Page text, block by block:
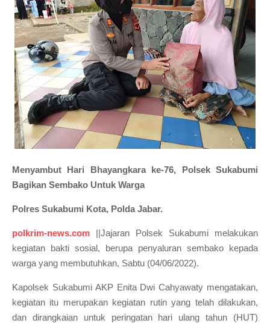
Menyambut Hari Bhayangkara ke-76, Polsek Sukabumi
Bagikan Sembako Untuk Warga
Polres Sukabumi Kota, Polda Jabar.
polkrim-news.com ||Jajaran Polsek Sukabumi melakukan
kegiatan bakti sosial, berupa penyaluran sembako kepada
warga yang membutuhkan, Sabtu (04/06/2022).
Kapolsek Sukabumi AKP Enita Dwi Cahyawaty mengatakan,
kegiatan itu merupakan kegiatan rutin yang telah dilakukan,
dan dirangkaian untuk peringatan hari ulang tahun (HUT)